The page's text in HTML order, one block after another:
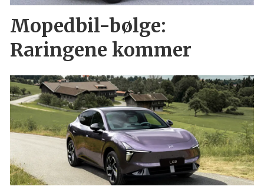
Mopedbil-bølge:
Raringene kommer